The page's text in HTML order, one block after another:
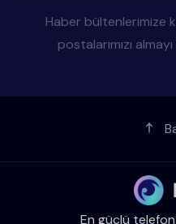
Haber bültenlerimize
postalarımızı
En güçlü telefon